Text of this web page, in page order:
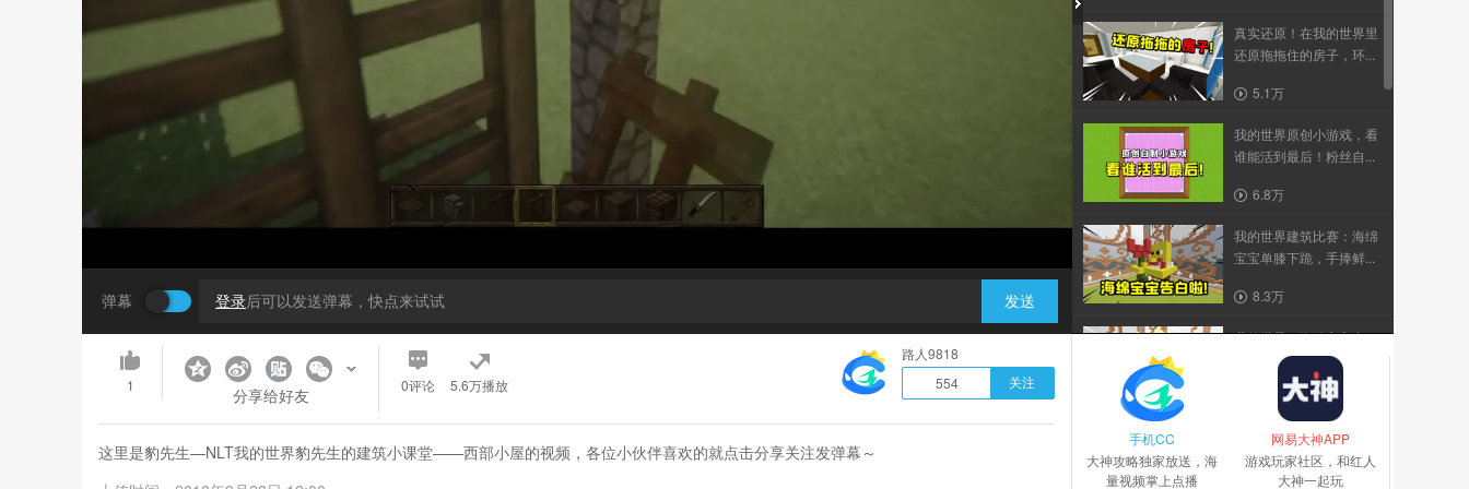
弹幕 登录后可以发送弹幕，快点来试试 发送
真实还原！在我的世界里
还原拖拖住的房子，环...
5.1万
我的世界原创小游戏，看
谁能活到最后！粉丝自...
6.8万
我的世界建筑比赛：海绵
宝宝单膝下跪，手捧鲜...
8.3万
我的世界：海绵宝宝在
MC里当上了医生？拿着...
4.5万
我的世界NeXT第一届春
季赛精简视频
1 分享给好友 0评论 5.6万播放
路人9818
554
关注
这里是豹先生—NLT我的世界豹先生的建筑小课堂——西部小屋的视频，各位小伙伴喜欢的就点击分享关注发弹幕～
手机CC
大神攻略独家放送，海
量视频掌上点播
网易大神APP
游戏玩家社区，和红人
大神一起玩